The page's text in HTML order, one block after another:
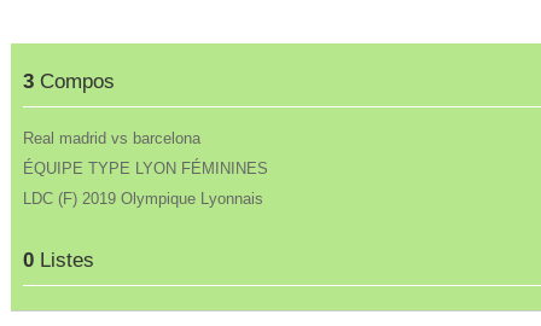
3Compos
Real madrid vs barcelona
ÉQUIPE TYPE LYON FÉMININES
LDC (F) 2019 Olympique Lyonnais
0Listes